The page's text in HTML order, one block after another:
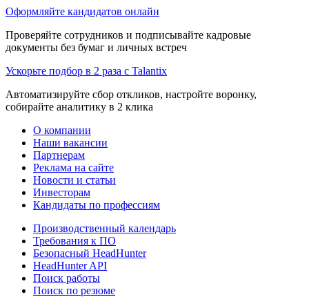
Оформляйте кандидатов онлайн
Проверяйте сотрудников и подписывайте кадровые
документы без бумаг и личных встреч
Ускорьте подбор в 2 раза с Talantix
Автоматизируйте сбор откликов, настройте воронку,
собирайте аналитику в 2 клика
О компании
Наши вакансии
Партнерам
Реклама на сайте
Новости и статьи
Инвесторам
Кандидаты по профессиям
Производственный календарь
Требования к ПО
Безопасный HeadHunter
HeadHunter API
Поиск работы
Поиск по резюме